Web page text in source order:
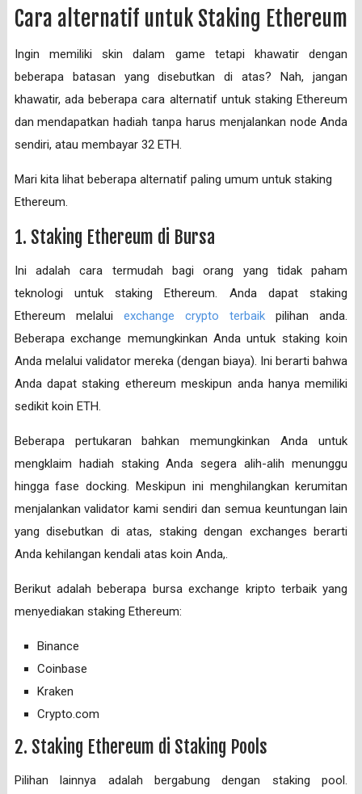
Cara alternatif untuk Staking Ethereum
Ingin memiliki skin dalam game tetapi khawatir dengan
beberapa batasan yang disebutkan di atas? Nah, jangan
khawatir, ada beberapa cara alternatif untuk staking Ethereum
dan mendapatkan hadiah tanpa harus menjalankan node Anda
sendiri, atau membayar 32 ETH.
Mari kita lihat beberapa alternatif paling umum untuk staking
Ethereum.
1. Staking Ethereum di Bursa
Ini adalah cara termudah bagi orang yang tidak paham
teknologi untuk staking Ethereum. Anda dapat staking
Ethereum melalui exchange crypto terbaik pilihan anda.
Beberapa exchange memungkinkan Anda untuk staking koin
Anda melalui validator mereka (dengan biaya). Ini berarti bahwa
Anda dapat staking ethereum meskipun anda hanya memiliki
sedikit koin ETH.
Beberapa pertukaran bahkan memungkinkan Anda untuk
mengklaim hadiah staking Anda segera alih-alih menunggu
hingga fase docking. Meskipun ini menghilangkan kerumitan
menjalankan validator kami sendiri dan semua keuntungan lain
yang disebutkan di atas, staking dengan exchanges berarti
Anda kehilangan kendali atas koin Anda,.
Berikut adalah beberapa bursa exchange kripto terbaik yang
menyediakan staking Ethereum:
Binance
Coinbase
Kraken
Crypto.com
2. Staking Ethereum di Staking Pools
Pilihan lainnya adalah bergabung dengan staking pool.